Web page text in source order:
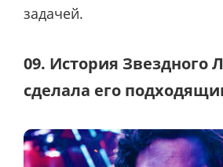
задачей.
09. История Звездного
сделала его